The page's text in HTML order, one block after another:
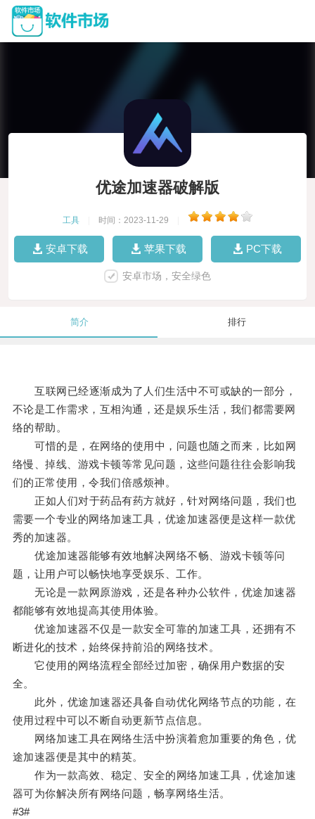
优途加速器破解版
工具 时间：2023-11-29
安卓下载 苹果下载 PC下载
安卓市场，安全绿色
简介 排行
互联网已经逐渐成为了人们生活中不可或缺的一部分，
不论是工作需求，互相沟通，还是娱乐生活，我们都需要网
络的帮助。
可惜的是，在网络的使用中，问题也随之而来，比如网
络慢、掉线、游戏卡顿等常见问题，这些问题往往会影响我
们的正常使用，令我们倍感烦神。
正如人们对于药品有药方就好，针对网络问题，我们也
需要一个专业的网络加速工具，优途加速器便是这样一款优
秀的加速器。
优途加速器能够有效地解决网络不畅、游戏卡顿等问
题，让用户可以畅快地享受娱乐、工作。
无论是一款网原游戏，还是各种办公软件，优途加速器
都能够有效地提高其使用体验。
优途加速器不仅是一款安全可靠的加速工具，还拥有不
断进化的技术，始终保持前沿的网络技术。
它使用的网络流程全部经过加密，确保用户数据的安
全。
此外，优途加速器还具备自动优化网络节点的功能，在
使用过程中可以不断自动更新节点信息。
网络加速工具在网络生活中扮演着愈加重要的角色，优
途加速器便是其中的精英。
作为一款高效、稳定、安全的网络加速工具，优途加速
器可为你解决所有网络问题，畅享网络生活。
#3#